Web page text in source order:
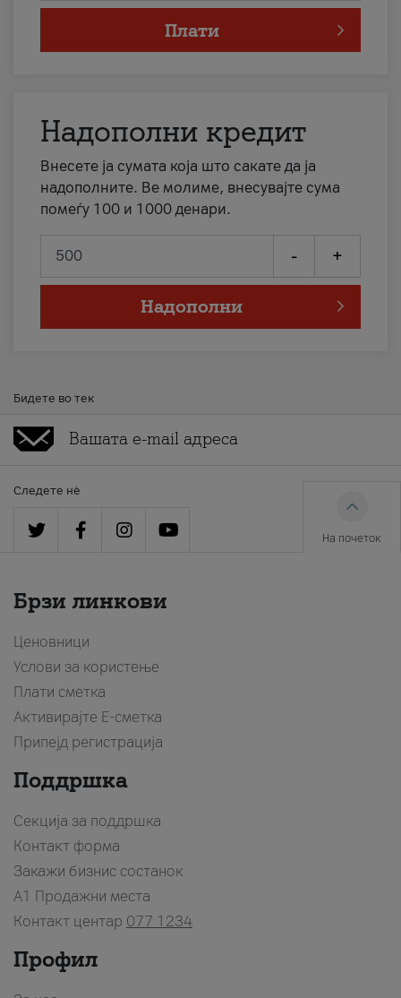
Плати
Надополни кредит
Внесете ја сумата која што сакате да ја
надополните. Ве молиме, внесувајте сума
помеѓу 100 и 1000 денари.
- +
Надополни
Бидете во тек
Следете нè
На почеток
Брзи линкови
Ценовници
Услови за користење
Плати сметка
Активирајте Е-сметка
Припејд регистрација
Поддршка
Секција за поддршка
Контакт форма
Закажи бизнис состанок
A1 Продажни места
Контакт центар 077 1234
Профил